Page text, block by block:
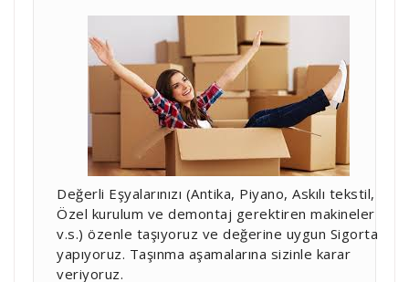
Değerli Eşyalarınızı (Antika, Piyano, Askılı tekstil,
Özel kurulum ve demontaj gerektiren makineler
v.s.) özenle taşıyoruz ve değerine uygun Sigorta
yapıyoruz. Taşınma aşamalarına sizinle karar
veriyoruz.